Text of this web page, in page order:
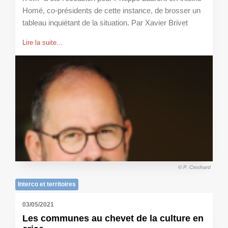
Homé, co-présidents de cette instance, de brosser un
tableau inquiétant de la situation. Par Xavier Brivet
Lire la suite...
© P. Crochard
Interco et territoires
03/05/2021
Les communes au chevet de la culture en